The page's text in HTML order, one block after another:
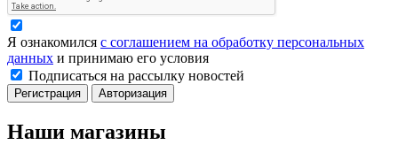
Я ознакомился с соглашением на обработку персональных
данных и принимаю его условия
Подписаться на рассылку новостей
Регистрация Авторизация
Наши магазины